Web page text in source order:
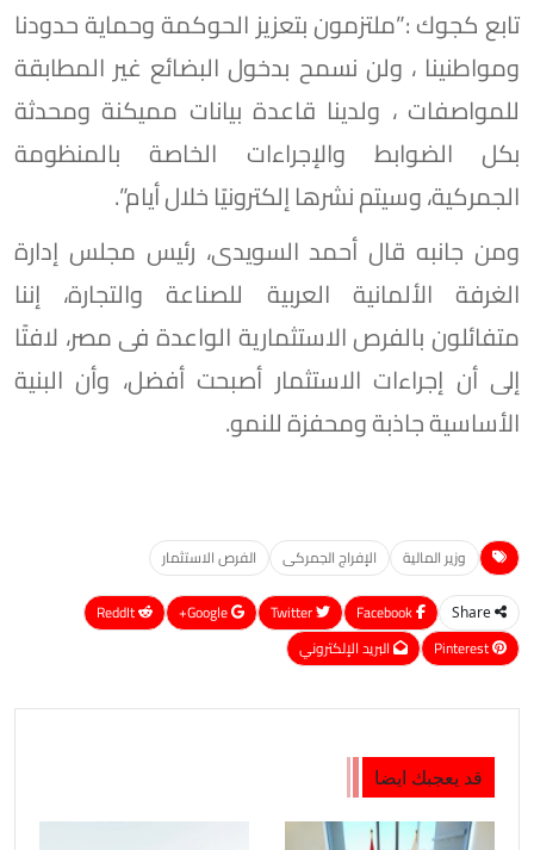
تابع كجوك :”ملتزمون بتعزيز الحوكمة وحماية حدودنا
ومواطنينا ، ولن نسمح بدخول البضائع غير المطابقة
للمواصفات ، ولدينا قاعدة بيانات مميكنة ومحدثة
بكل الضوابط والإجراءات الخاصة بالمنظومة
الجمركية، وسيتم نشرها إلكترونيًا خلال أيام”.
ومن جانبه قال أحمد السويدى، رئيس مجلس إدارة
الغرفة الألمانية العربية للصناعة والتجارة، إننا
متفائلون بالفرص الاستثمارية الواعدة فى مصر، لافتًا
إلى أن إجراءات الاستثمار أصبحت أفضل، وأن البنية
الأساسية جاذبة ومحفزة للنمو.
وزير المالية الإفراج الجمركى الفرص الاستثمار
Share
Google+
ReddIt
Pinterest
البريد الإلكتروني
قد يعجبك ايضا